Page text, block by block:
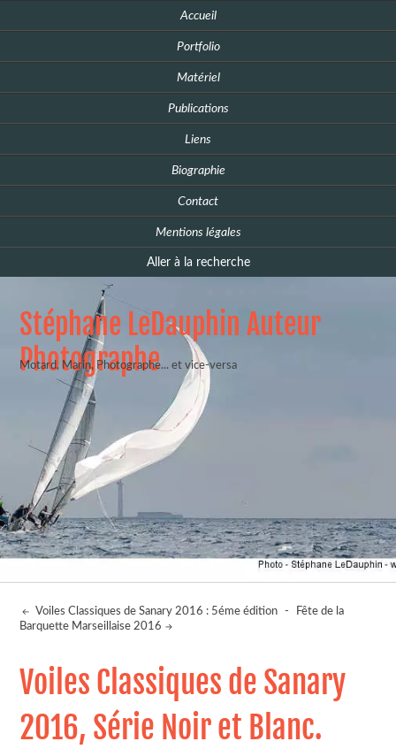
Accueil
Portfolio
Matériel
Publications
Liens
Biographie
Contact
Mentions légales
Aller à la recherche
Stéphane LeDauphin Auteur
Photographe
Motard, Marin, Photographe... et vice-versa
Voiles Classiques de Sanary 2016 : 5éme édition -
Fête de la
Barquette Marseillaise 2016
Voiles Classiques de Sanary
2016, Série Noir et Blanc.